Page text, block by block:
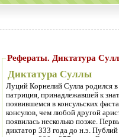
Рефераты. Диктатура
Диктатура Суллы
Луций Корнелий Сулла родился
патриция, принадлежавшей к
появившемся в консульских
консулов, чем любой другой
появилась несколько позже.
диктатор 333 года до н.э.